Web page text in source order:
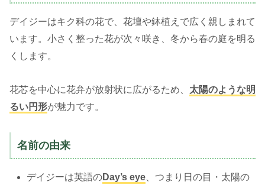
デイジーはキク科の花で、花壇や鉢植えで広く親しまれて
います。小さく整った花が次々咲き、冬から春の庭を明る
くします。
花芯を中心に花弁が放射状に広がるため、 太陽のような明
るい円形が魅力です。
名前の由来
デイジーは英語のDay’s eye 、つまり日の目・太陽の